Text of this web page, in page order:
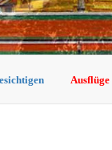
Ausflüge